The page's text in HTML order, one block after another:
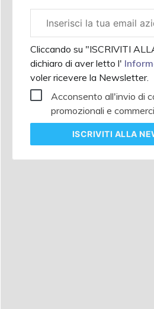
aziendale
Cliccando su "ISCRIVITI
dichiaro di aver letto l'
voler ricevere la Newsletter.
Acconsento all'invio di
promozionali e
ISCRIVITI ALLA